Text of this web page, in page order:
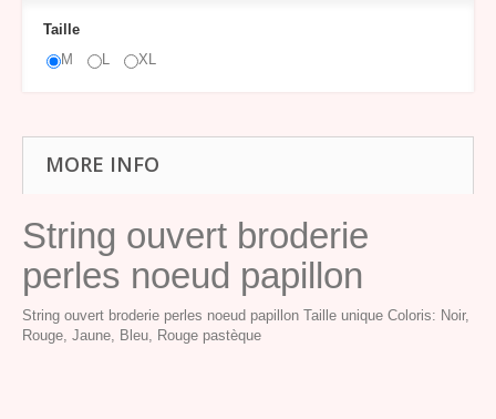
Taille
M
L XL
MORE INFO
String ouvert broderie
perles noeud papillon
String ouvert broderie perles noeud papillon Taille unique Coloris: Noir,
Rouge, Jaune, Bleu, Rouge pastèque